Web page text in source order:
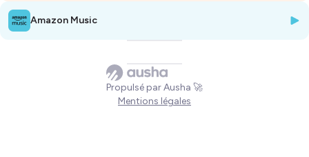
Amazon Music
Propulsé par Ausha 🚀
Mentions légales